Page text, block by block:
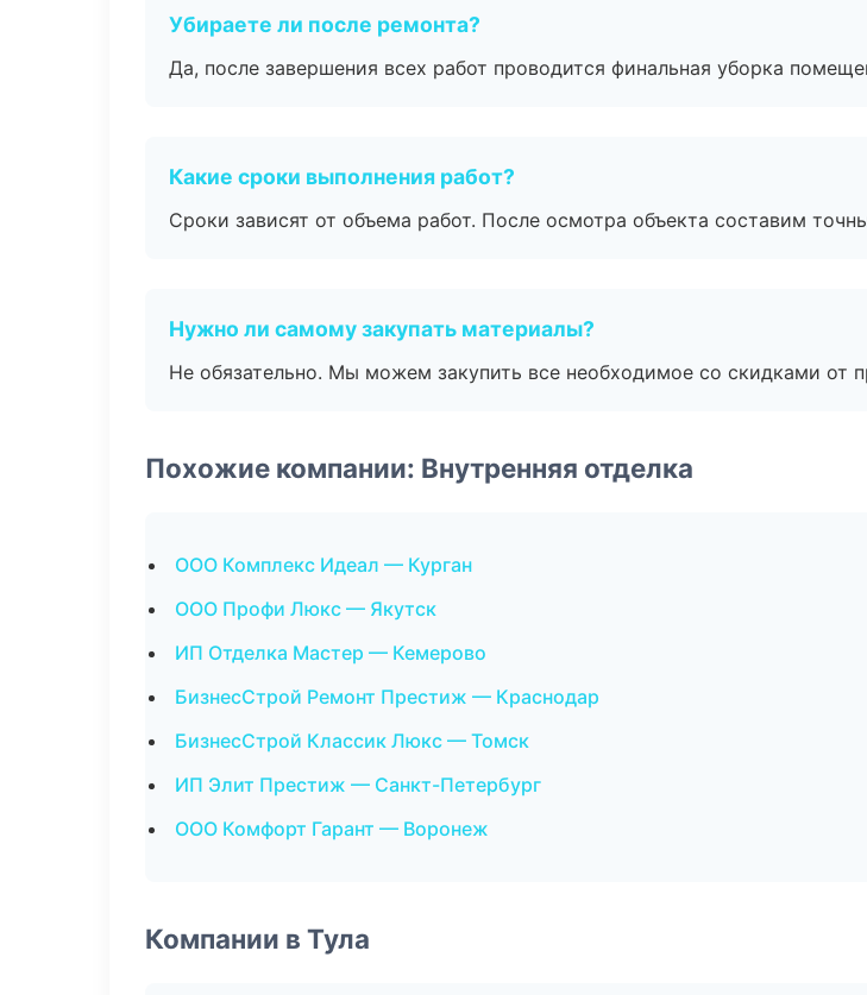
Убираете ли после ремонта?
Да, после завершения всех работ проводится финальная уборка
Какие сроки выполнения работ?
Сроки зависят от объема работ. После осмотра объекта составим
Нужно ли самому закупать материалы?
Не обязательно. Мы можем закупить все необходимое со скидками от
Похожие компании: Внутренняя отделка
ООО Комплекс Идеал — Курган
ООО Профи Люкс — Якутск
ИП Отделка Мастер — Кемерово
БизнесСтрой Ремонт Престиж — Краснодар
БизнесСтрой Классик Люкс — Томск
ИП Элит Престиж — Санкт-Петербург
ООО Комфорт Гарант — Воронеж
Компании в Тула